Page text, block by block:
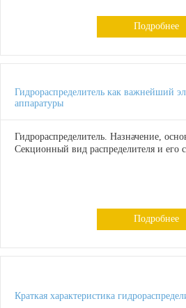
Подробнее
Гидрораспределитель как важнейший
аппаратуры
Гидрораспределитель. Назначение,
Секционный вид распределителя и его
Подробнее
Краткая характеристика